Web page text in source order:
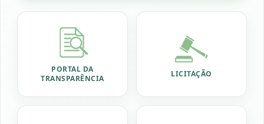
PORTAL DA
TRANSPARÊNCIA
LICITAÇÃO